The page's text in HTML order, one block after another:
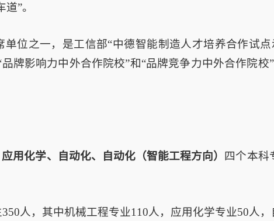
”。
位之一，是工信部“中德智能制造人才培养合作试
牌影响力中外合作院校”和“品牌竞争力中外合作院
用化学、自动化、自动化（智能工程方向）
四个本科
人，其中机械工程专业110人，应用化学专业50人